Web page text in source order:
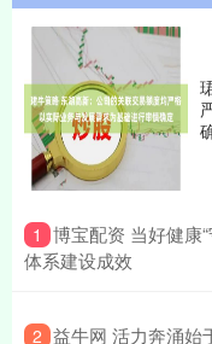
1 博宝配资 当好健
体系建设成效
2 益牛网 活力奔涌始